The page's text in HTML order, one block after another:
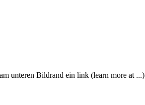
unteren Bildrand ein link (learn more at ...)